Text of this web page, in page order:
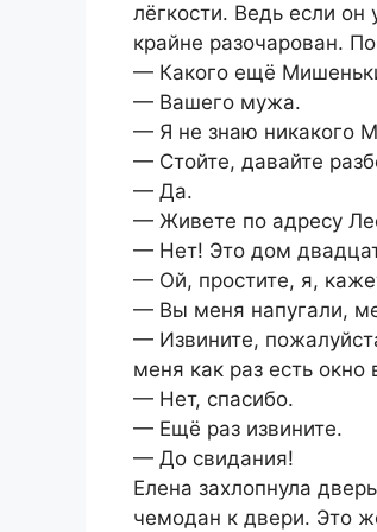
лёгкости. Ведь если
крайне разочарован.
— Какого ещё
— Вашего мужа.
— Я не знаю никакого
— Стойте, давайте
— Да.
— Живете по адресу
— Нет! Это дом
— Ой, простите, я,
— Вы меня напугали,
— Извините,
меня как раз есть окно
— Нет, спасибо.
— Ещё раз извините.
— До свидания!
Елена захлопнула
чемодан к двери. Это